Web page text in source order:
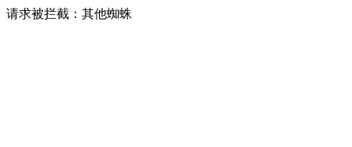
请求被拦截：其他蜘蛛